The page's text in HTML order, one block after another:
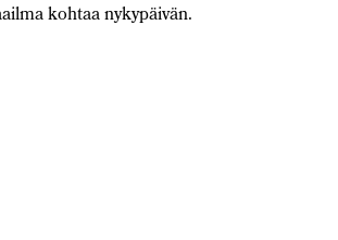
kohtaa nykypäivän.